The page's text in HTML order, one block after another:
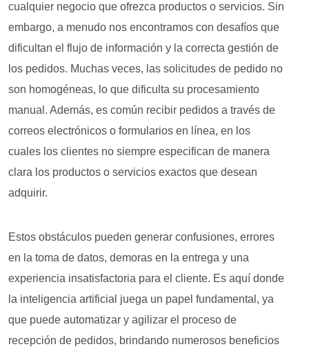
cualquier negocio que ofrezca productos o servicios. Sin
embargo, a menudo nos encontramos con desafíos que
dificultan el flujo de información y la correcta gestión de
los pedidos. Muchas veces, las solicitudes de pedido no
son homogéneas, lo que dificulta su procesamiento
manual. Además, es común recibir pedidos a través de
correos electrónicos o formularios en línea, en los
cuales los clientes no siempre especifican de manera
clara los productos o servicios exactos que desean
adquirir.
Estos obstáculos pueden generar confusiones, errores
en la toma de datos, demoras en la entrega y una
experiencia insatisfactoria para el cliente. Es aquí donde
la inteligencia artificial juega un papel fundamental, ya
que puede automatizar y agilizar el proceso de
recepción de pedidos, brindando numerosos beneficios